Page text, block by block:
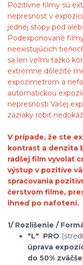
Pozitívne filmy sú
nepresnosť v
jednej stopy pod
Podexponované
neexistujúcich
sa len veľmi ťažko
extrémne dôležité
expozimetrom a
automatickou
nepresnosti Vašej
zázraky robiť
V prípade, že ste
kontrast a denzita
radšej film vyvolať
výstup v pozitíve
spracovania
čerstvom filme,
ihneď po nafotení.
1/ Rozlíšenie /
"L" PRO
úprava
do 50%